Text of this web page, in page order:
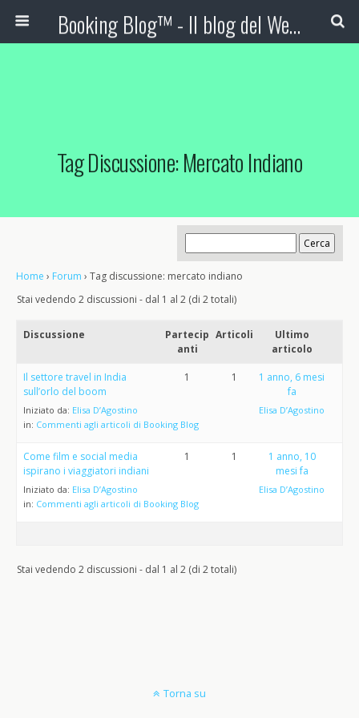
Booking Blog™ - Il blog del Web Marketing Turistico
Tag Discussione: Mercato Indiano
Home › Forum › Tag discussione: mercato indiano
Stai vedendo 2 discussioni - dal 1 al 2 (di 2 totali)
Discussione
Partecip
anti
Articoli
Ultimo
articolo
Il settore travel in India
sull’orlo del boom
Iniziato da: Elisa D’Agostino
in: Commenti agli articoli di Booking Blog
1 1
1 anno, 6 mesi
fa
Elisa D’Agostino
Come film e social media
ispirano i viaggiatori indiani
Iniziato da: Elisa D’Agostino
in: Commenti agli articoli di Booking Blog
1 1
1 anno, 10
mesi fa
Elisa D’Agostino
Stai vedendo 2 discussioni - dal 1 al 2 (di 2 totali)
Torna su